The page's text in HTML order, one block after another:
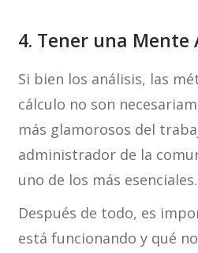
4. Tener una
Si bien los análisis, las
cálculo no son
más glamorosos del
administrador de la
uno de los más esenciales.
Después de todo, es
está funcionando y qué